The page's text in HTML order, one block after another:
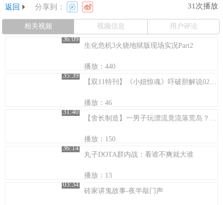
返回 分享到： 31次播放
相关视频 视频信息
用户评论
36:09
生化危机3火烧地狱版现场实况Part2
播放：440
35:39
【双11特刊】《小妞惊魂》吓破胆解说02（终）：季思蝶了
播放：46
31:40
【舍长制造】一男子玩漂流竟流落荒岛？！—逆境求生 试玩
播放：150
36:14
丸子DOTA群内战：看谁不爽就大谁
播放：13
03:34
砖家讲鬼故事-夜半敲门声